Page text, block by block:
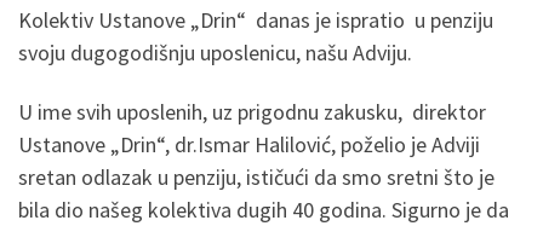
Kolektiv Ustanove „Drin“ danas je ispratio u penziju
svoju dugogodišnju uposlenicu, našu Adviju.
U ime svih uposlenih, uz prigodnu zakusku, direktor
Ustanove „Drin“, dr.Ismar Halilović, poželio je Adviji
sretan odlazak u penziju, ističući da smo sretni što je
bila dio našeg kolektiva dugih 40 godina. Sigurno je da